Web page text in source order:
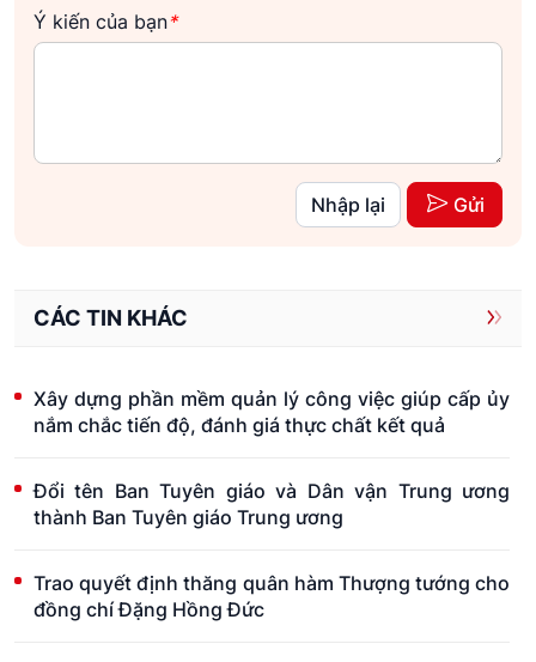
Ý kiến của bạn*
Nhập lại Gửi
CÁC TIN KHÁC
Xây dựng phần mềm quản lý công việc giúp cấp ủy
nắm chắc tiến độ, đánh giá thực chất kết quả
Đổi tên Ban Tuyên giáo và Dân vận Trung ương
thành Ban Tuyên giáo Trung ương
Trao quyết định thăng quân hàm Thượng tướng cho
đồng chí Đặng Hồng Đức